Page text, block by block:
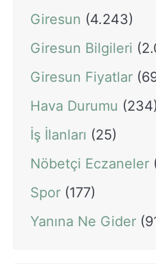
Giresun (4.243)
Giresun Bilgileri
Giresun Fiyatlar
Hava Durumu (234)
İş İlanları (25)
Nöbetçi Eczaneler
Spor (177)
Yanına Ne Gider